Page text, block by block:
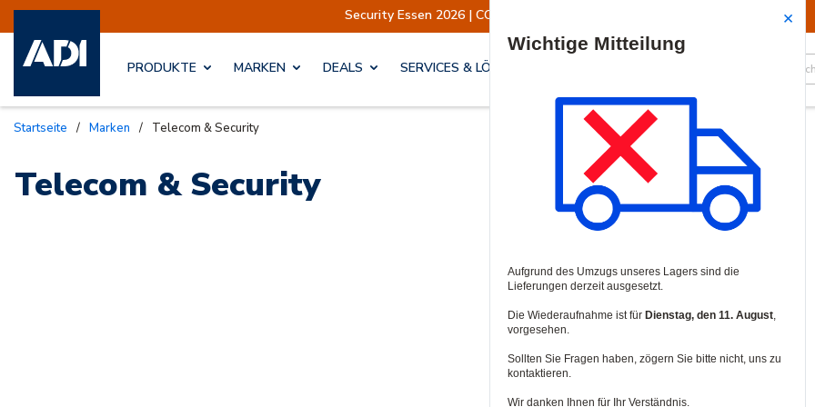
des Versands am Dienstag, 11. August. Security Essen 2026 | CODE:ADI2026 | Tickets sichern!
PRODUKTE MARKEN DEALS SERVICES & LÖSUNGEN
Startseite / Marken / Telecom & Security
Telecom & Security